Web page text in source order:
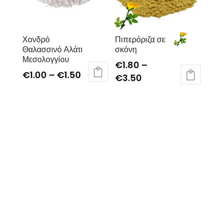
Χονδρό
Θαλασσινό Αλάτι
Μεσολογγίου
€1.00 – €1.50
Πιπερόριζα σε
σκόνη
€1.80 –
€3.50